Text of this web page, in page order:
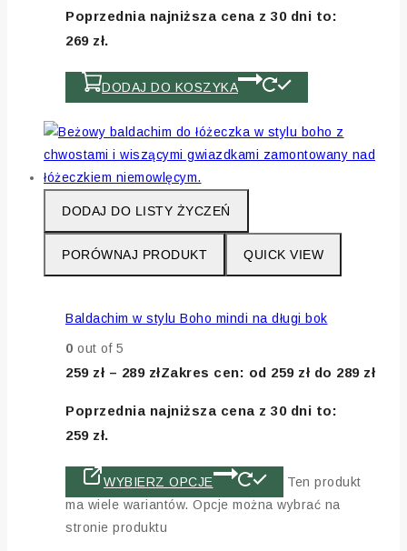
Poprzednia najniższa cena z 30 dni to:
269 zł.
DODAJ DO KOSZYKA
DODAJ DO LISTY ŻYCZEŃ
PORÓWNAJ PRODUKT QUICK VIEW
Baldachim w stylu Boho mindi na długi bok
0 out of 5
259 zł – 289 złZakres cen: od 259 zł do 289 zł
Poprzednia najniższa cena z 30 dni to:
259 zł.
WYBIERZ OPCJE
Ten produkt
ma wiele wariantów. Opcje można wybrać na
stronie produktu